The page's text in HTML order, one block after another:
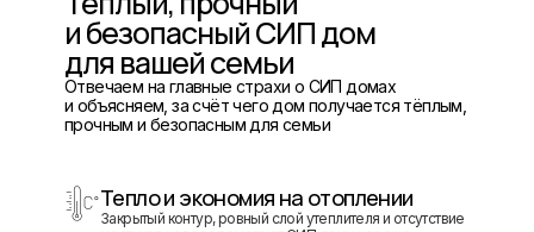
и безопасный СИП дом
для вашей семьи
Отвечаем на главные страхи о СИП домах
и объясняем, за счёт чего дом получается тёплым,
прочным и безопасным для семьи
Тепло и экономия на отоплении
Закрытый контур, ровный слой утеплителя и отсутствие